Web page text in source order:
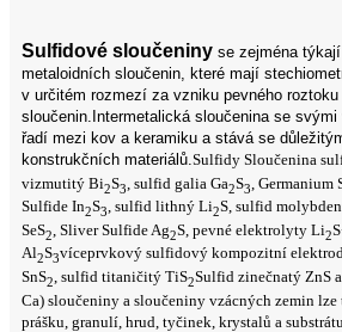
Sulfidové sloučeniny se zejména
metaloidních sloučenin, které mají
v určitém rozmezí za vzniku pevného roztoku
sloučenin.Intermetalická sloučenina se
řadí mezi kov a keramiku a stává se
konstrukčních materiálů.Sulfidy Sloučenina
vizmutitý Bi2S3 , sulfid galia Ga2S3 , Germanium
Sulfide In2S3, sulfid lithný Li2S, sulfid
SeS2 , Sliver Sulfide Ag2S, pevné elektrolyty Li2
Al2S3víceprvkový sulfidový kompozitní
SnS2, sulfid titaničitý TiS2Sulfid zinečnatý ZnS
Ca) sloučeniny a sloučeniny vzácných zemin
prášku, granulí, hrud, tyčinek, krystalů a